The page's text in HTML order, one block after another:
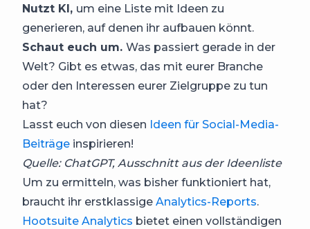
Nutzt KI, um eine Liste mit Ideen zu
generieren, auf denen ihr aufbauen könnt.
Schaut euch um. Was passiert gerade in der
Welt? Gibt es etwas, das mit eurer Branche
oder den Interessen eurer Zielgruppe zu tun
hat?
Lasst euch von diesen Ideen für Social-Media-
Beiträge inspirieren!
Quelle: ChatGPT, Ausschnitt aus der Ideenliste
Um zu ermitteln, was bisher funktioniert hat,
braucht ihr erstklassige Analytics-Reports.
Hootsuite Analytics bietet einen vollständigen